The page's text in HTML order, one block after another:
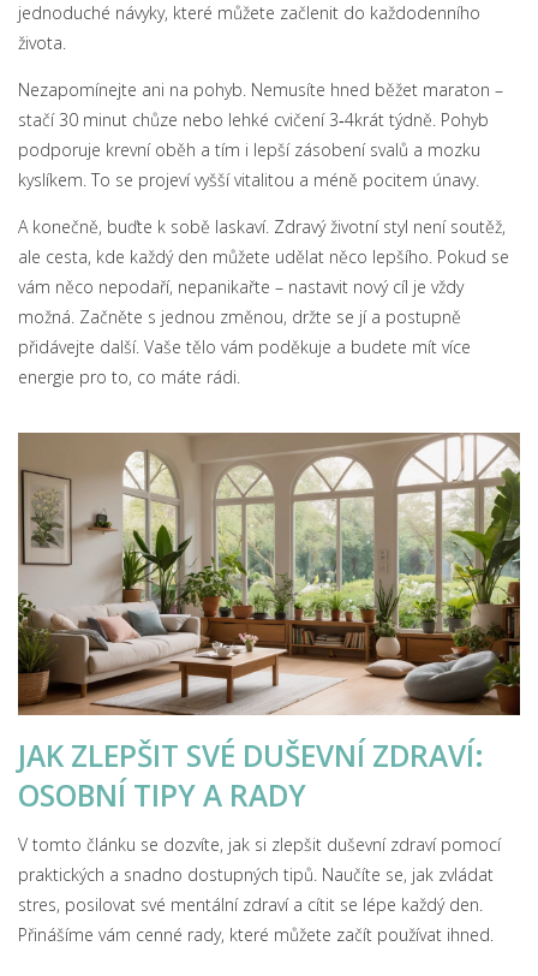
jednoduché návyky, které můžete začlenit do každodenního
života.
Nezapomínejte ani na pohyb. Nemusíte hned běžet maraton –
stačí 30 minut chůze nebo lehké cvičení 3‑4krát týdně. Pohyb
podporuje krevní oběh a tím i lepší zásobení svalů a mozku
kyslíkem. To se projeví vyšší vitalitou a méně pocitem únavy.
A konečně, buďte k sobě laskaví. Zdravý životní styl není soutěž,
ale cesta, kde každý den můžete udělat něco lepšího. Pokud se
vám něco nepodaří, nepanikařte – nastavit nový cíl je vždy
možná. Začněte s jednou změnou, držte se jí a postupně
přidávejte další. Vaše tělo vám poděkuje a budete mít více
energie pro to, co máte rádi.
JAK ZLEPŠIT SVÉ DUŠEVNÍ ZDRAVÍ:
OSOBNÍ TIPY A RADY
V tomto článku se dozvíte, jak si zlepšit duševní zdraví pomocí
praktických a snadno dostupných tipů. Naučíte se, jak zvládat
stres, posilovat své mentální zdraví a cítit se lépe každý den.
Přinášíme vám cenné rady, které můžete začít používat ihned.